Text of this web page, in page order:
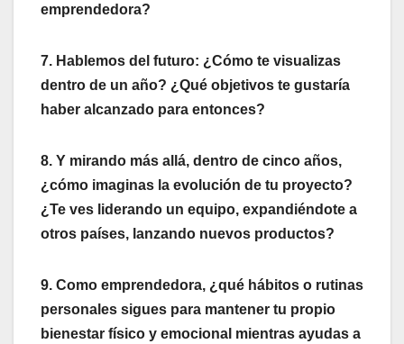
emprendedora?
7. Hablemos del futuro: ¿Cómo te visualizas
dentro de un año? ¿Qué objetivos te gustaría
haber alcanzado para entonces?
8. Y mirando más allá, dentro de cinco años,
¿cómo imaginas la evolución de tu proyecto?
¿Te ves liderando un equipo, expandiéndote a
otros países, lanzando nuevos productos?
9. Como emprendedora, ¿qué hábitos o rutinas
personales sigues para mantener tu propio
bienestar físico y emocional mientras ayudas a